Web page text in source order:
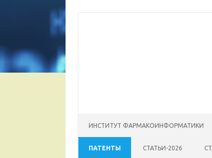
ИНСТИТУТ ФАРМАКОИНФОРМАТИКИ
ПАТЕНТЫ СТАТЬИ-2026